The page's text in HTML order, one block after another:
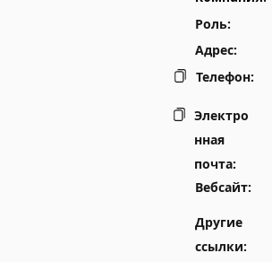
Роль:
Адрес:
Телефон:
Электро
нная
почта:
Другие
ссылки:
Вебсайт: